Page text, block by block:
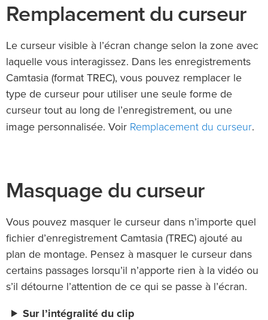
Remplacement du curseur
Le curseur visible à l’écran change selon la zone avec
laquelle vous interagissez. Dans les enregistrements
Camtasia (format TREC), vous pouvez remplacer le
type de curseur pour utiliser une seule forme de
curseur tout au long de l’enregistrement, ou une
image personnalisée. Voir Remplacement du curseur.
Masquage du curseur
Vous pouvez masquer le curseur dans n’importe quel
fichier d’enregistrement Camtasia (TREC) ajouté au
plan de montage. Pensez à masquer le curseur dans
certains passages lorsqu’il n’apporte rien à la vidéo ou
s’il détourne l’attention de ce qui se passe à l’écran.
Sur l’intégralité du clip